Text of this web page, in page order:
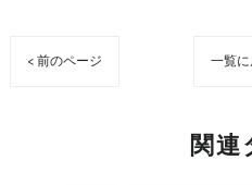
< 前のページ 一覧
関連